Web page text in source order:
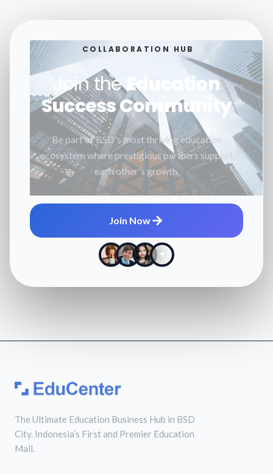
COLLABORATION HUB
Join theEducation
Success Community
Be part of BSD's most thriving education
ecosystem where prestigious partners support
each other's growth.
Join Now
+
The Ultimate Education Business Hub in BSD
City. Indonesia’s First and Premier Education
Mall.